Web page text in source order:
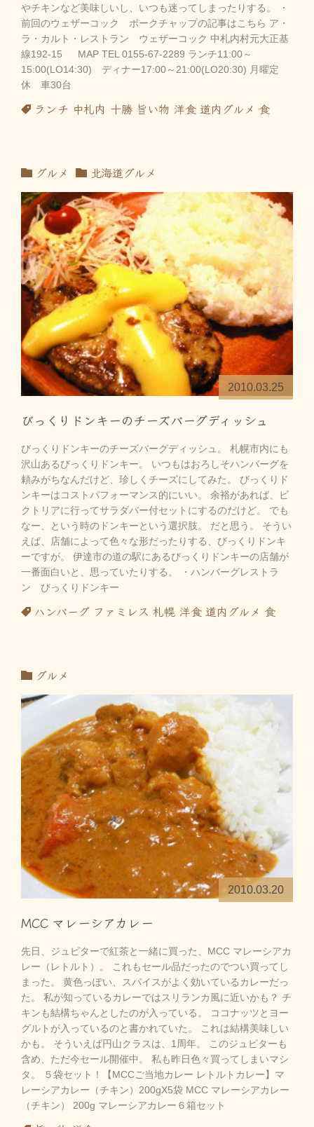
やチキンなど美味しいし、いつも迷ってしまったりする。 ・
前回のウェザーコック ポークチャップの記事はこちら ア・
ラ・カルト・レストラン ウェザーコック 中札内村元大正基
線192-15 MAP TEL 0155-67-2289 ランチ11:00～
15:00(LO14:30) ディナー17:00～21:00(LO20:30) 月曜定
休 車30台
ランチ 中札内 十勝 旨い物 洋食 道内グルメ 食
グルメ 北海道グルメ
2010.03.25
びっくりドンキーのチーズバーグディッシュ
びっくりドンキーのチーズバーグディッシュ。 札幌市内にも
沢山あるびっくりドンキー。 いつもはおろしそハンバーグを
頼みがちなんだけど、珍しくチーズにしてみた。 びっくりド
ンキーはコストパフォーマンス的にいい。 余裕があれば、ビ
クトリアに行ってサラダバー付セットにするのだけど。 でも
なー、という時のドンキーという選択肢。 だと思う。 そうい
えば、店舗によって色々な形だったりする、びっくりドンキ
ーですが。 伊達市の道の駅にあるびっくりドンキーの店舗が
一番面白いと、思っていたりする。 ・ハンバーグレストラ
ン びっくりドンキー
ハンバーグ ファミレス 札幌 洋食 道内グルメ 食
グルメ
2010.03.20
MCC マレーシアカレー
先日、ジュピターで紅茶と一緒に買った、MCC マレーシアカ
レー（レトルト）。 これもセール品だったのでつい買ってし
まった。 黄色っぽい、スパイスがよく効いているカレーだっ
た。 私が知っているカレーではスリランカ風に近いかも？ チ
キンも結構ちゃんとしたのが入っている。 ココナッツとヨー
グルトが入っているのと書かれていた。 これは結構美味しい
かも。 そういえば円山クラスは、1周年。 このジュピターも
含め、ただ今セール開催中。 私も昨日色々買ってしまいマシ
タ。 ５袋セット！【MCCご当地カレー レトルトカレー】マ
レーシアカレー（チキン）200gX5袋 MCC マレーシアカレー
（チキン） 200g マレーシアカレー６箱セット